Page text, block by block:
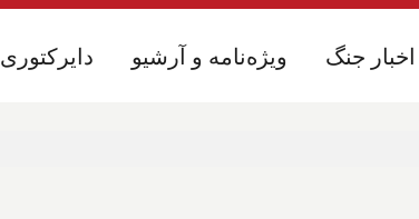
دایرکتوری ویژه‌نامه و آرشیو اخبار جنگ دایرکتوری ویژه‌نامه و آرشیو اخبار جنگ